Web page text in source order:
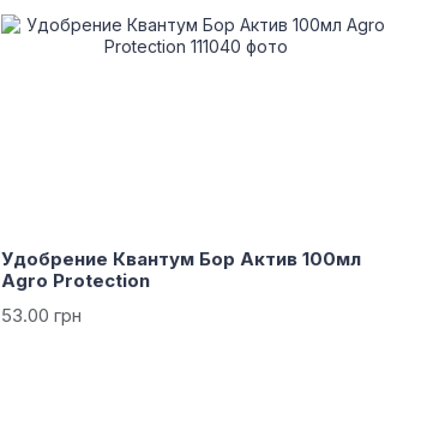
Удобрение Квантум Бор Актив 100мл
Agro Protection
53.00 грн